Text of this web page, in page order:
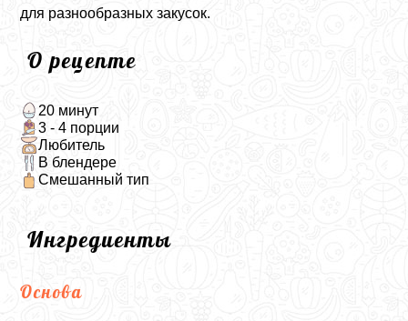
для разнообразных закусок.
О рецепте
20 минут
3 - 4 порции
Любитель
В блендере
Смешанный тип
Ингредиенты
Основа